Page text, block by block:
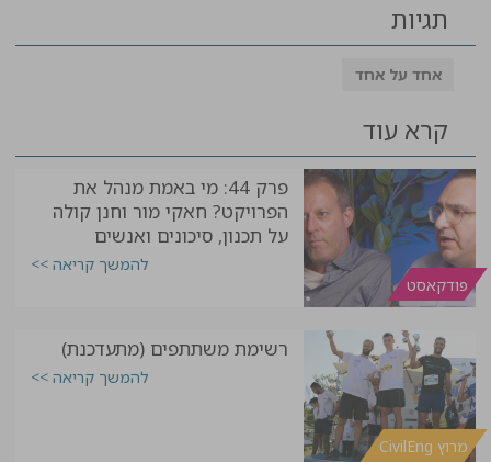
תגיות
אחד על אחד
קרא עוד
פודקאסט
פרק 44: מי באמת מנהל את
הפרויקט? חאקי מור וחנן קולה
על תכנון, סיכונים ואנשים
להמשך קריאה >>
מרוץ CivilEng
רשימת משתתפים (מתעדכנת)
להמשך קריאה >>